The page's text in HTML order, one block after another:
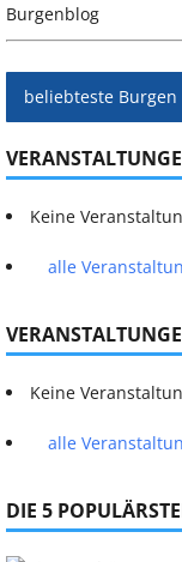
Burgenblog
beliebteste Burgen
Keine
alle
Keine
alle
DIE 5